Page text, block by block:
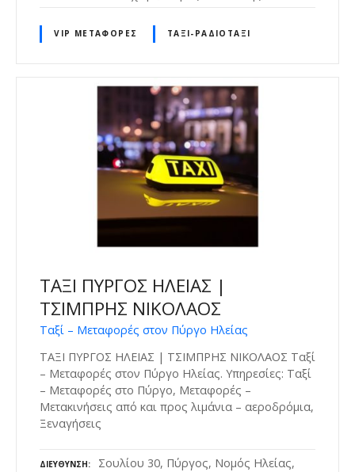
VIP ΜΕΤΑΦΟΡΈΣ ΤΑΞΊ-ΡΑΔΙΟΤΑΞΊ
ΤΑΞΙ ΠΥΡΓΟΣ ΗΛΕΙΑΣ |
ΤΣΙΜΠΡΗΣ ΝΙΚΟΛΑΟΣ
Ταξί – Μεταφορές στον Πύργο Ηλείας
ΤΑΞΙ ΠΥΡΓΟΣ ΗΛΕΙΑΣ | ΤΣΙΜΠΡΗΣ ΝΙΚΟΛΑΟΣ Ταξί
– Μεταφορές στον Πύργο Ηλείας. Υπηρεσίες: Ταξί
– Μεταφορές στο Πύργο, Μεταφορές –
Μετακινήσεις από και προς λιμάνια – αεροδρόμια,
Ξεναγήσεις
ΔΙΕΎΘΥΝΣΗ
Σουλίου 30, Πύργος, Νομός Ηλείας,